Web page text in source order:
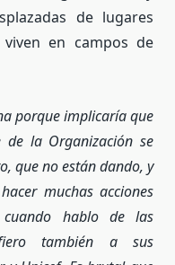
de lugares
en campos de
porque implicaría que
la Organización se
que no están dando, y
muchas acciones
hablo de las
también a sus